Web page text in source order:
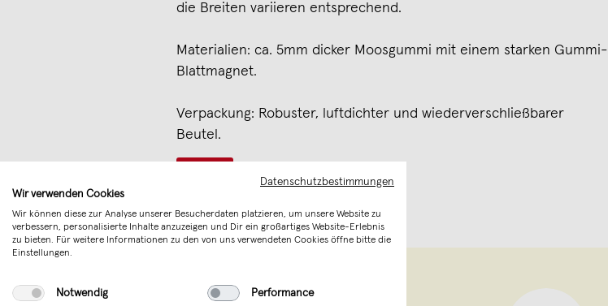
die Breiten variieren entsprechend.
Materialien: ca. 5mm dicker Moosgummi mit einem starken Gummi-
Blattmagnet.
Verpackung: Robuster, luftdichter und wiederverschließbarer
Beutel.
Datenschutzbestimmungen
Wir verwenden Cookies
Wir können diese zur Analyse unserer Besucherdaten platzieren, um unsere Website zu
verbessern, personalisierte Inhalte anzuzeigen und Dir ein großartiges Website-Erlebnis
zu bieten. Für weitere Informationen zu den von uns verwendeten Cookies öffne bitte die
Einstellungen.
Notwendig Performance